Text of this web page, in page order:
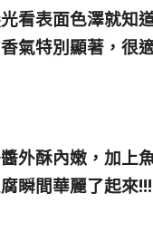
光看表面色澤就知
氣特別顯著，很
外酥內嫩，加上
瞬間華麗了起來!!!